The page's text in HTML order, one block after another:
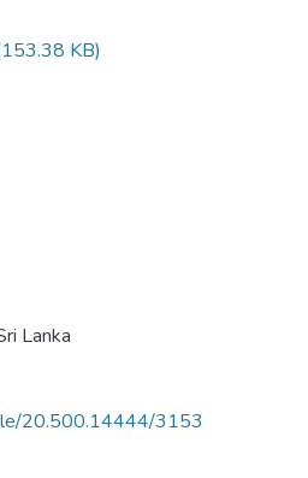
KB)
Lanka
20.500.14444/3153